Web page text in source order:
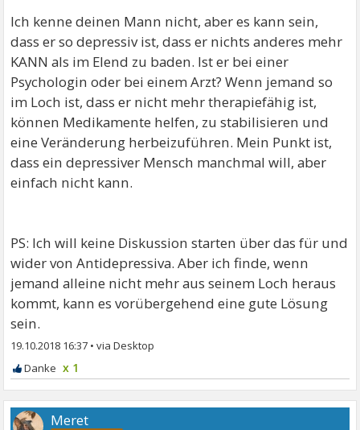
gibt. Er meint, sie reden nur. Aber das alleine kann
doch nicht schon alles sein.
Ich kenne deinen Mann nicht, aber es kann sein,
dass er so depressiv ist, dass er nichts anderes mehr
KANN als im Elend zu baden. Ist er bei einer
Psychologin oder bei einem Arzt? Wenn jemand so
im Loch ist, dass er nicht mehr therapiefähig ist,
können Medikamente helfen, zu stabilisieren und
eine Veränderung herbeizuführen. Mein Punkt ist,
dass ein depressiver Mensch manchmal will, aber
einfach nicht kann.
PS: Ich will keine Diskussion starten über das für und
wider von Antidepressiva. Aber ich finde, wenn
jemand alleine nicht mehr aus seinem Loch heraus
kommt, kann es vorübergehend eine gute Lösung
sein.
19.10.2018 16:37 •
x 1
Meret